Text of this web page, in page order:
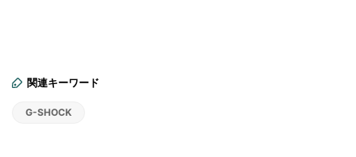
関連キーワード
G-SHOCK